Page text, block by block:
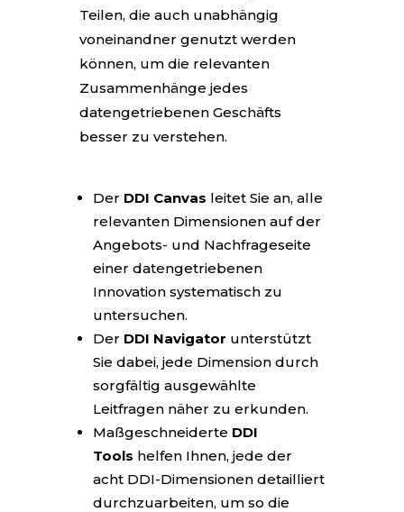
Teilen, die auch unabhängig
voneinandner genutzt werden
können, um die relevanten
Zusammenhänge jedes
datengetriebenen Geschäfts
besser zu verstehen.
Der DDI Canvas leitet Sie an, alle
relevanten Dimensionen auf der
Angebots- und Nachfrageseite
einer datengetriebenen
Innovation systematisch zu
untersuchen.
Der DDI Navigator unterstützt
Sie dabei, jede Dimension durch
sorgfältig ausgewählte
Leitfragen näher zu erkunden.
Maßgeschneiderte DDI
Tools helfen Ihnen, jede der
acht DDI-Dimensionen detailliert
durchzuarbeiten, um so die